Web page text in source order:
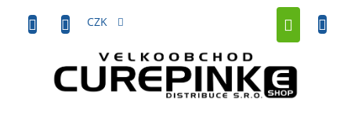
obsah
CZK